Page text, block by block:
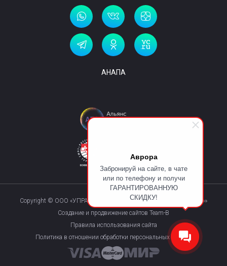
Аврора
Забронируй на сайте, в чате
или по телефону и получи
ГАРАНТИРОВАННУЮ
СКИДКУ!
АНАПА
Copyright © ООО «УПРАВЛЯЮЩАЯ КОМПАНИЯ «КУРОРТМАКС»»
Создание и продвижение сайтов Team-B
Правила использования сайта
Политика в отношении обработки персональных данных